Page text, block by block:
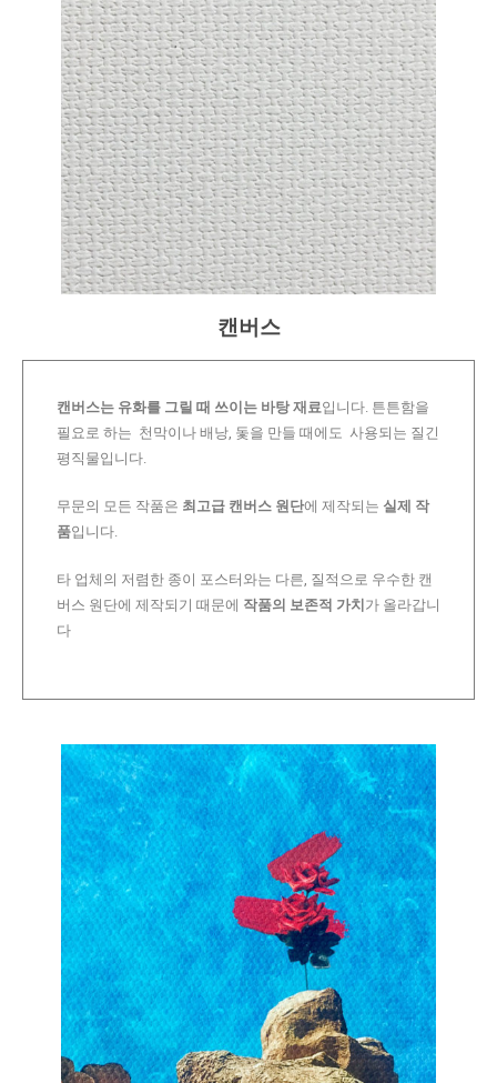
캔버스
캔버스는 유화를 그릴 때 쓰이는 바탕 재료입니다. 튼튼함을
필요로 하는 천막이나 배낭, 돛을 만들 때에도 사용되는 질긴
평직물입니다.
무문의 모든 작품은 최고급 캔버스 원단에 제작되는 실제 작
품입니다.
타 업체의 저렴한 종이 포스터와는 다른, 질적으로 우수한 캔
버스 원단에 제작되기 때문에 작품의 보존적 가치 가 올라갑니
다